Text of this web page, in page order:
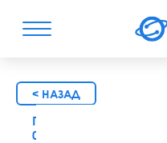
< НАЗАД
Перемычка в сборе
00-k03-016-a-2p